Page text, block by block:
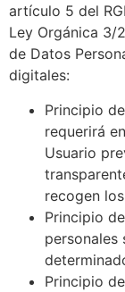
artículo 5 del
Ley Orgánica 3/
de Datos
digitales:
Principio
requerirá
Usuario
recogen
Principio
personales
Principio